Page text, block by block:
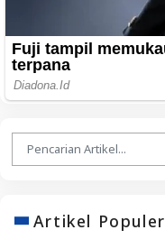
Artikel Populer